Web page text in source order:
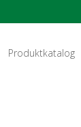
Produktkatalog